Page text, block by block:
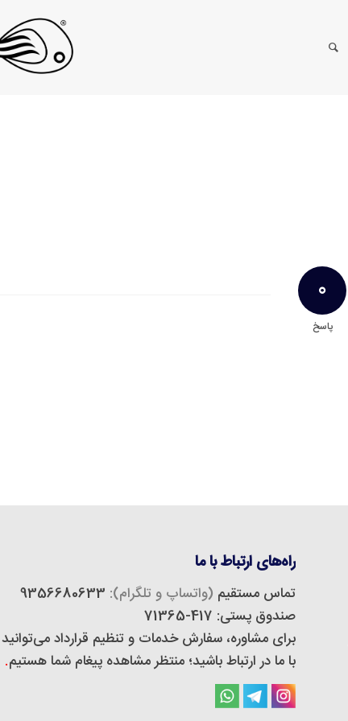
0
پاسخ
راه‌های ارتباط با ما
تماس مستقیم (واتساپ و تلگرام):
صندوق پستی: 417-71365
برای مشاوره، سفارش خدمات و تنظیم قرارداد
با ما در ارتباط باشید؛ منتظر مشاهده پیغام شما هستیم.